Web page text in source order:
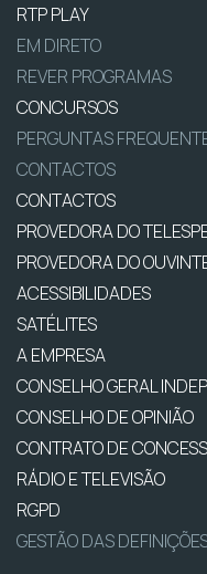
RTP PLAY
EM DIRETO
REVER PROGRAMAS
CONCURSOS
PERGUNTAS
CONTACTOS
CONTACTOS
PROVEDORA DO
PROVEDORA DO
ACESSIBILIDADES
SATÉLITES
A EMPRESA
CONSELHO GERAL
CONSELHO DE OPINIÃO
CONTRATO DE
RÁDIO E TELEVISÃO
RGPD
GESTÃO DAS